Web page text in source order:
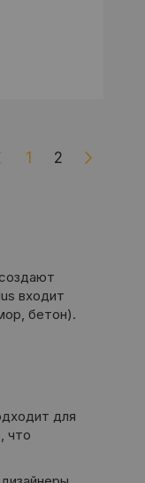
1 2
входит
бетон).
для
что